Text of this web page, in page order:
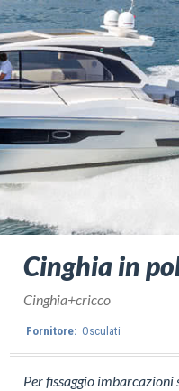
Cinghia in
Cinghia+cricco
Fornitore: Osculati
Per fissaggio imbarcazioni